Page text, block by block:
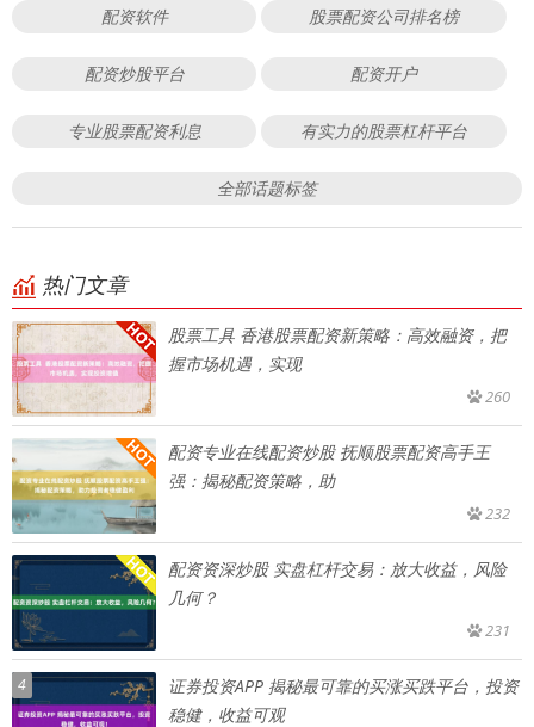
配资软件 股票配资公司排名榜
配资炒股平台 配资开户
专业股票配资利息 有实力的股票杠杆平台
全部话题标签
热门文章
股票工具 香港股票配资新策略：高效融资，把
握市场机遇，实现
260
配资专业在线配资炒股 抚顺股票配资高手王
强：揭秘配资策略，助
232
配资资深炒股 实盘杠杆交易：放大收益，风险
几何？
231
4
证券投资APP 揭秘最可靠的买涨买跌平台，投资
稳健，收益可观